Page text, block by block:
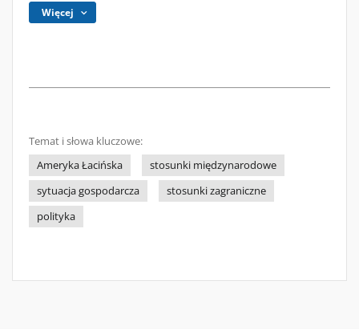
Więcej
Temat i słowa kluczowe:
Ameryka Łacińska
stosunki międzynarodowe
sytuacja gospodarcza
stosunki zagraniczne
polityka